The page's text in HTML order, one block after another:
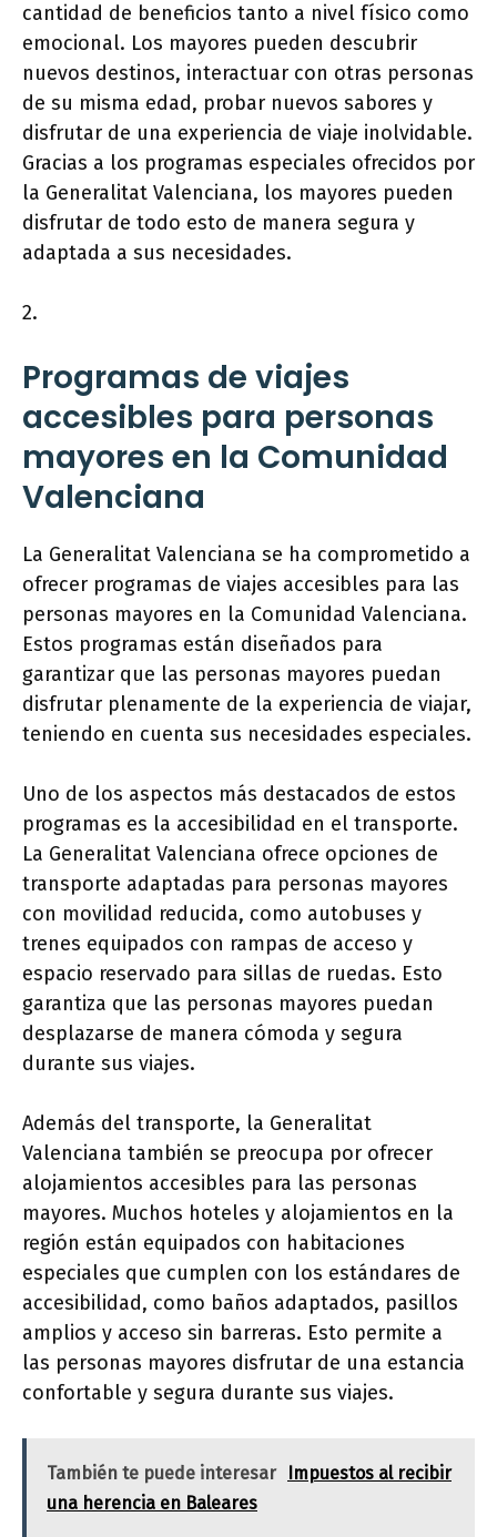
cantidad de beneficios tanto a nivel físico como
emocional. Los mayores pueden descubrir
nuevos destinos, interactuar con otras personas
de su misma edad, probar nuevos sabores y
disfrutar de una experiencia de viaje inolvidable.
Gracias a los programas especiales ofrecidos por
la Generalitat Valenciana, los mayores pueden
disfrutar de todo esto de manera segura y
adaptada a sus necesidades.
2.
Programas de viajes
accesibles para personas
mayores en la Comunidad
Valenciana
La Generalitat Valenciana se ha comprometido a
ofrecer programas de viajes accesibles para las
personas mayores en la Comunidad Valenciana.
Estos programas están diseñados para
garantizar que las personas mayores puedan
disfrutar plenamente de la experiencia de viajar,
teniendo en cuenta sus necesidades especiales.
Uno de los aspectos más destacados de estos
programas es la accesibilidad en el transporte.
La Generalitat Valenciana ofrece opciones de
transporte adaptadas para personas mayores
con movilidad reducida, como autobuses y
trenes equipados con rampas de acceso y
espacio reservado para sillas de ruedas. Esto
garantiza que las personas mayores puedan
desplazarse de manera cómoda y segura
durante sus viajes.
Además del transporte, la Generalitat
Valenciana también se preocupa por ofrecer
alojamientos accesibles para las personas
mayores. Muchos hoteles y alojamientos en la
región están equipados con habitaciones
especiales que cumplen con los estándares de
accesibilidad, como baños adaptados, pasillos
amplios y acceso sin barreras. Esto permite a
las personas mayores disfrutar de una estancia
confortable y segura durante sus viajes.
También te puede interesar
Impuestos al recibir
una herencia en Baleares